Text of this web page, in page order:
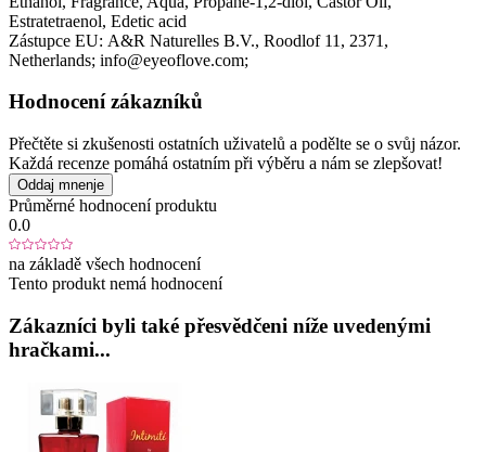
Estratetraenol, Edetic acid
Zástupce EU: A&R Naturelles B.V., Roodlof 11 , 2371 ,
Netherlands; info@eyeoflove.com;
Hodnocení zákazníků
Přečtěte si zkušenosti ostatních uživatelů a podělte se o svůj názor.
Každá recenze pomáhá ostatním při výběru a nám se zlepšovat!
Oddaj mnenje
Průměrné hodnocení produktu
0.0
na základě všech hodnocení
Tento produkt nemá hodnocení
Zákazníci byli také přesvědčeni níže uvedenými
hračkami...